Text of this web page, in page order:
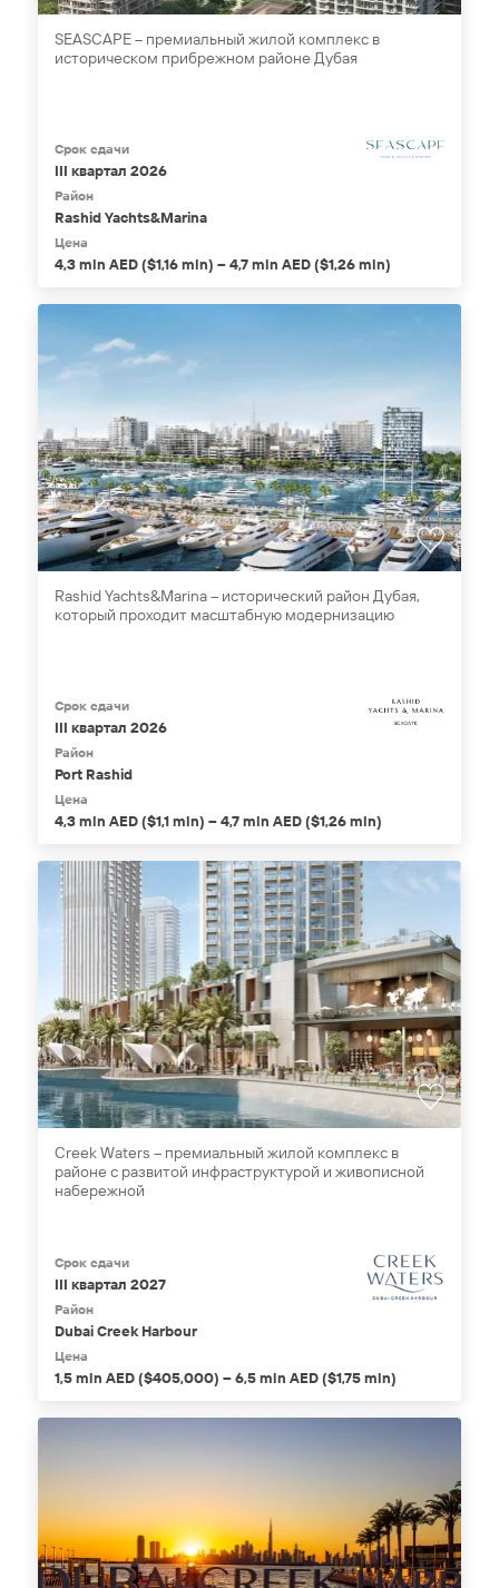
SEASCAPE – премиальный жилой комплекс в
историческом прибрежном районе Дубая
Срок сдачи
III квартал 2026
Район
Rashid Yachts&Marina
Цена
4,3 mln AED ($1,16 mln) – 4,7 mln AED ($1,26 mln)
Rashid Yachts&Marina – исторический район Дубая,
который проходит масштабную модернизацию
Срок сдачи
III квартал 2026
Район
Port Rashid
Цена
4,3 mln AED ($1,1 mln) – 4,7 mln AED ($1,26 mln)
Creek Waters – премиальный жилой комплекс в
районе с развитой инфраструктурой и живописной
набережной
Срок сдачи
III квартал 2027
Район
Dubai Creek Harbour
Цена
1,5 mln AED ($405,000) – 6,5 mln AED ($1,75 mln)